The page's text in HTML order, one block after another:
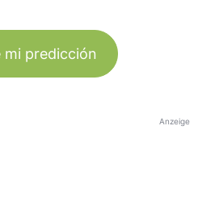
mi predicción
Anzeige